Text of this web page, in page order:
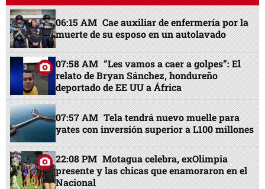
06:15 AM Cae auxiliar de enfermería por la
muerte de su esposo en un autolavado
07:58 AM “Les vamos a caer a golpes”: El
relato de Bryan Sánchez, hondureño
deportado de EE UU a África
07:57 AM Tela tendrá nuevo muelle para
yates con inversión superior a L100 millones
22:08 PM Motagua celebra, exOlimpia
presente y las chicas que enamoraron en el
Nacional